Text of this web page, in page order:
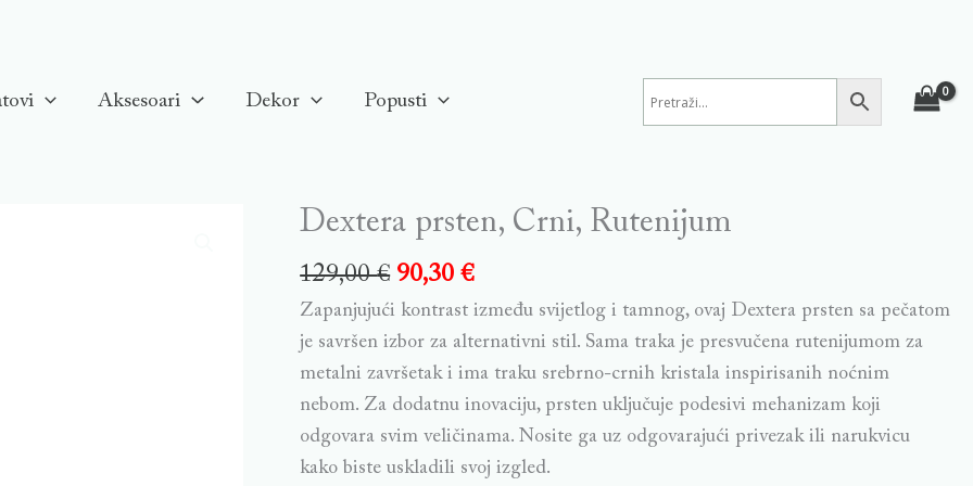
Aksesoari Dekor Popusti
Dextera prsten, Crni, Rutenijum
129,00€ 90,30€
Zapanjujući kontrast između svijetlog i tamnog, ovaj Dextera prsten sa pečatom
je savršen izbor za alternativni stil. Sama traka je presvučena rutenijumom za
metalni završetak i ima traku srebrno-crnih kristala inspirisanih noćnim
nebom. Za dodatnu inovaciju, prsten uključuje podesivi mehanizam koji
odgovara svim veličinama. Nosite ga uz odgovarajući privezak ili narukvicu
kako biste uskladili svoj izgled.
Dextera
Crni,
Rutenijum
quantity